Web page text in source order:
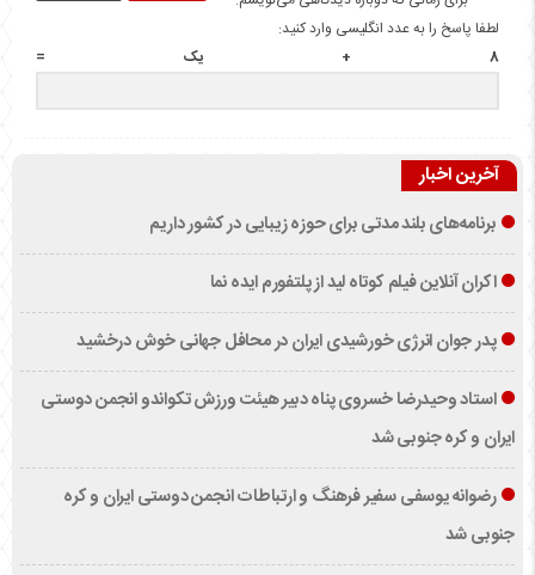
لطفا پاسخ را به عدد انگلیسی وارد کنید:
8 + یک =
آخرین اخبار
برنامه‌های بلند مدتی برای حوزه زیبایی در کشور داریم
اکران آنلاین فیلم کوتاه لید از پلتفورم ایده نما
پدر جوان انرژی خورشیدی ایران در محافل جهانی خوش درخشید
استاد وحیدرضا خسروی پناه دبیر هیئت ورزش تکواندو انجمن دوستی
ایران و کره جنوبی شد
رضوانه یوسفی سفیر فرهنگ و ارتباطات انجمن دوستی ایران و کره
جنوبی شد